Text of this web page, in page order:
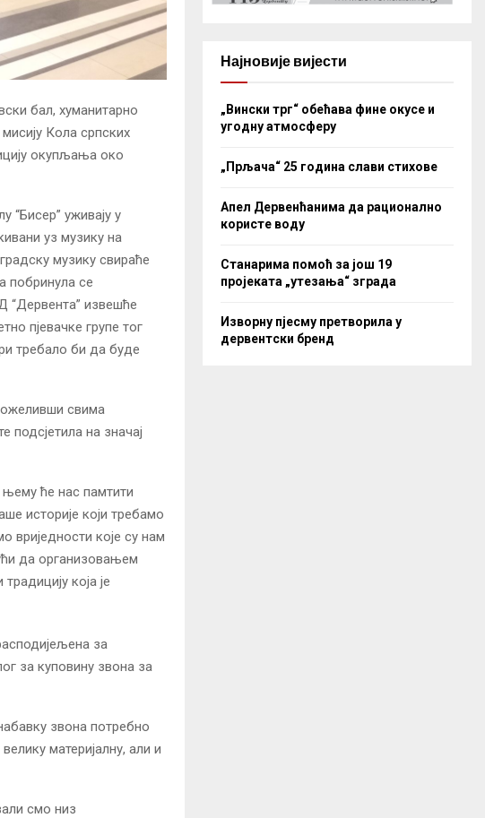
бал, хуманитарно
Кола српских
окупљања око
“Бисер” уживају у
уз музику на
музику свираће
побринула се
“Дервента” извешће
пјевачке групе тог
требало би да буде
свима
на значај
њему ће нас памтити
историје који требамо
вриједности које су нам
да организовањем
која је
за
за куповину звона за
звона потребно
материјалну, али и
смо низ
Најновије вијести
„Вински трг“ обећава фине окусе и
угодну атмосферу
„Прљача“ 25 година слави стихове
Апел Дервенћанима да рационално
користе воду
Станарима помоћ за још 19
пројеката „утезања“ зграда
Изворну пјесму претворила у
дервентски бренд